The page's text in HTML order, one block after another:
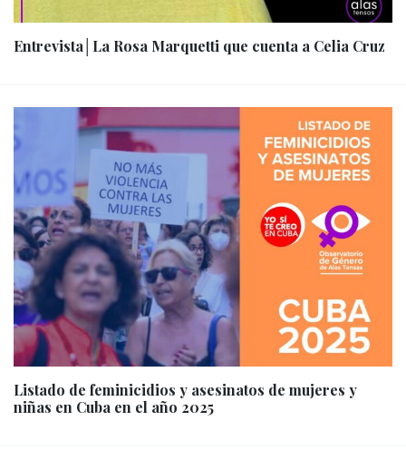
Entrevista│La Rosa Marquetti que cuenta a Celia Cruz
Listado de feminicidios y asesinatos de mujeres y
niñas en Cuba en el año 2025